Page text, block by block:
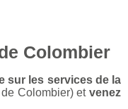
Colombier
sur les services de la
Colombier) etvenez